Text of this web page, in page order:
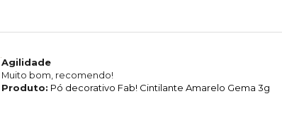
Agilidade
Muito bom, recomendo!
Produto: Pó decorativo Fab! Cintilante Amarelo Gema 3g